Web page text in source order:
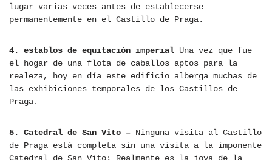
lugar varias veces antes de establecerse
permanentemente en el Castillo de Praga.
4. establos de equitación imperial Una vez que fue
el hogar de una flota de caballos aptos para la
realeza, hoy en día este edificio alberga muchas de
las exhibiciones temporales de los Castillos de
Praga.
5. Catedral de San Vito – Ninguna visita al Castillo
de Praga está completa sin una visita a la imponente